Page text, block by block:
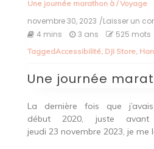
Une journée marathon à/Voyage
novembre 30, 2023 /Laisser un
4 mins 3 ans 525 mots
TaggedAccessibilité, DJI Store,
Une journée
La dernière fois que
début 2020, juste
jeudi 23 novembre 2023, je me